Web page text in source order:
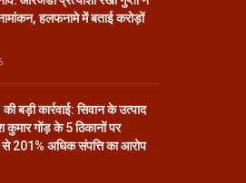
हलफनामे में बताई करोड़ों
बड़ी कार्रवाई: सिवान के उत्पाद
कुमार गोंड़ के 5 ठिकानों पर
से 201% अधिक संपत्ति का आरोप